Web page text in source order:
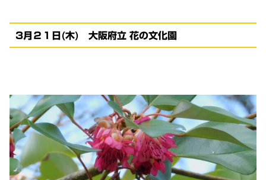
3月２１日(木) 大阪府立 花の文化園